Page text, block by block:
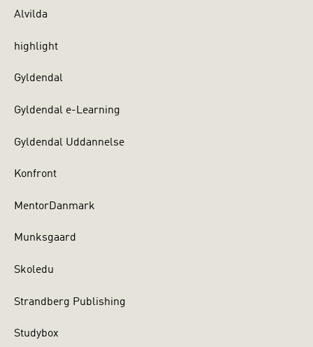
Alvilda
highlight
Gyldendal
Gyldendal e-Learning
Gyldendal Uddannelse
Konfront
MentorDanmark
Munksgaard
Skoledu
Strandberg Publishing
Studybox